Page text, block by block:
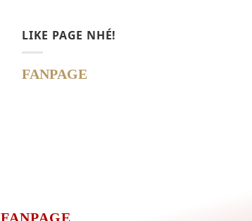
LIKE PAGE NHÉ!
FANPAGE
FANPAGE